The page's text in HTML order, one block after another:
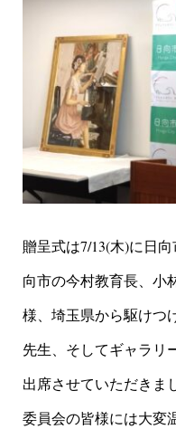
贈呈式は7/13(木)に日
向市の今村教育長、小
様、埼玉県から駆けつ
先生、そしてギャラリ
出席させていただきま
委員会の皆様には大変